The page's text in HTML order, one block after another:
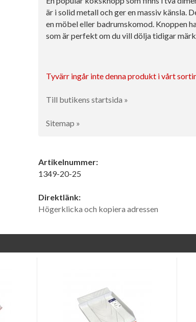
är i solid metall och ger en massiv känsla.
en möbel eller badrumskomod. Knoppen
som är perfekt om du vill dölja tidigar
Tyvärr ingår inte denna produkt i vårt
Till butikens startsida »
Sitemap »
Artikelnummer:
1349-20-25
Direktlänk:
Högerklicka och kopiera adressen